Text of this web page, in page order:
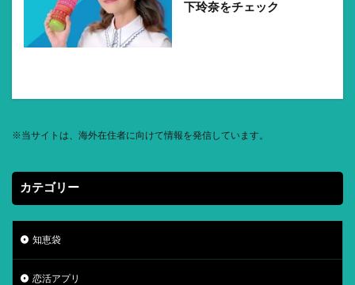
下玲奈をチェック
※当サイトは、海外在住者に向けて情報を発信しています。
カテゴリー
知恵袋
恋活アプリ